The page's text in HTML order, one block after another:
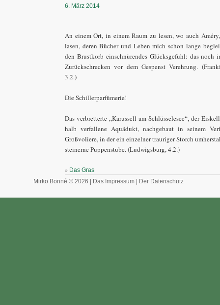
6. März 2014
An einem Ort, in einem Raum zu lesen, wo auch
lasen, deren Bücher und Leben mich schon lange
den Brustkorb einschnürendes Glücksgefühl: das noch
Zurückschrecken vor dem Gespenst Verehrung.
3.2.)
Die Schillerparfümerie!
Das verbretterte „Karussell am Schlüsselesee“, der
halb verfallene Aquädukt, nachgebaut in seinem
Großvoliere, in der ein einzelner trauriger Storch
steinerne Puppenstube. (Ludwigsburg, 4.2.)
» Das Gras
Mirko Bonné © 2026 |
Das Impressum Der Datenschutz